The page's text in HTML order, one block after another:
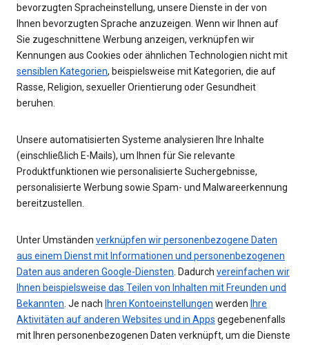
bevorzugten Spracheinstellung, unsere Dienste in der von
Ihnen bevorzugten Sprache anzuzeigen. Wenn wir Ihnen auf
Sie zugeschnittene Werbung anzeigen, verknüpfen wir
Kennungen aus Cookies oder ähnlichen Technologien nicht mit
sensiblen Kategorien, beispielsweise mit Kategorien, die auf
Rasse, Religion, sexueller Orientierung oder Gesundheit
beruhen.
Unsere automatisierten Systeme analysieren Ihre Inhalte
(einschließlich E-Mails), um Ihnen für Sie relevante
Produktfunktionen wie personalisierte Suchergebnisse,
personalisierte Werbung sowie Spam- und Malwareerkennung
bereitzustellen.
Unter Umständen verknüpfen wir personenbezogene Daten
aus einem Dienst mit Informationen und personenbezogenen
Daten aus anderen Google-Diensten. Dadurch vereinfachen wir
Ihnen beispielsweise das Teilen von Inhalten mit Freunden und
Bekannten. Je nach Ihren Kontoeinstellungen werden Ihre
Aktivitäten auf anderen Websites und in Apps gegebenenfalls
mit Ihren personenbezogenen Daten verknüpft, um die Dienste